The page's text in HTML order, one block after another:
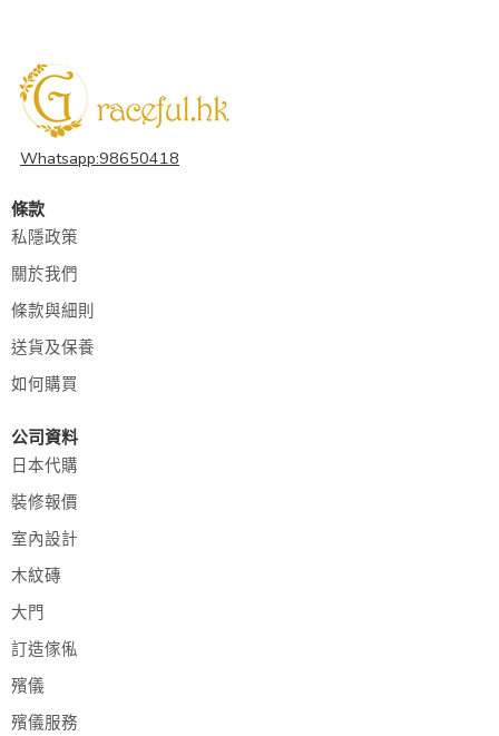
Whatsapp:98650418
條款
私隱政策
關於我們
條款與細則
送貨及保養
如何購買
公司資料
日本代購
裝修報價
室內設計
木紋磚
大門
訂造傢俬
殯儀
殯儀服務